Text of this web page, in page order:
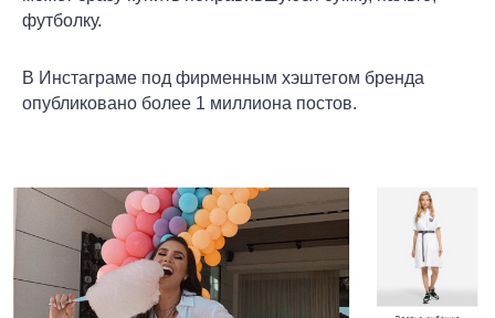
футболку.
В Инстаграме под фирменным хэштегом бренда
опубликовано более 1 миллиона постов.